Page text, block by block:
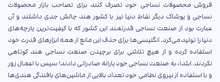
فروش محصولات نساجی خود تصرف کنند برای تصاحب بازار محصولات
نساجی و پوشاک دیگر نقاط دنیا نیز با کشور هند چالش جدی داشتند و آن
عبارت بود از صنعت نساجی قدرتمند این کشور که با کیفیت‌ترین پارچه‌های
دنیا را تولید می‌کرد. انگلیسی‌ها برای حذف این مانع از همه ابزارهای قدرت خود
استفاده کرده و از هیچ تلاشی برای برچیدن صنعت نساجی هند کوتاهی
نکردند. ابتدا، به صنعت نساجی خود یارانه صادراتی دادند؛ سپس با اعمال زور
و با استفاده از نیروی نظامی خود تعداد بالایی از ماشین‌های بافندگی هندی‌ها